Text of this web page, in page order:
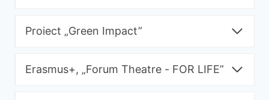
Proiect „Green Impact”
Erasmus+, „Forum Theatre - FOR LIFE”